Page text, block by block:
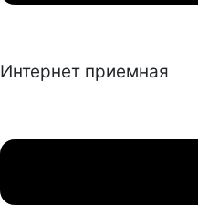
Интернет приемная